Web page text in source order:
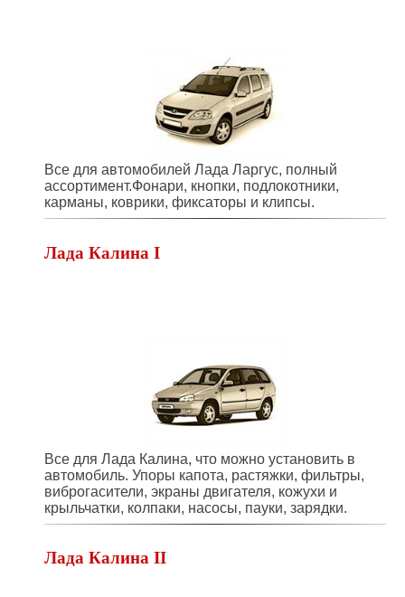
Все для автомобилей Лада Ларгус, полный
ассортимент.Фонари, кнопки, подлокотники,
карманы, коврики, фиксаторы и клипсы.
Лада Калина I
Все для Лада Калина, что можно установить в
автомобиль. Упоры капота, растяжки, фильтры,
виброгасители, экраны двигателя, кожухи и
крыльчатки, колпаки, насосы, пауки, зарядки.
Лада Калина II